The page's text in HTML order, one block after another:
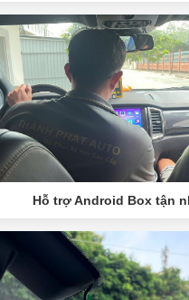
Hỗ trợ Android Box tận